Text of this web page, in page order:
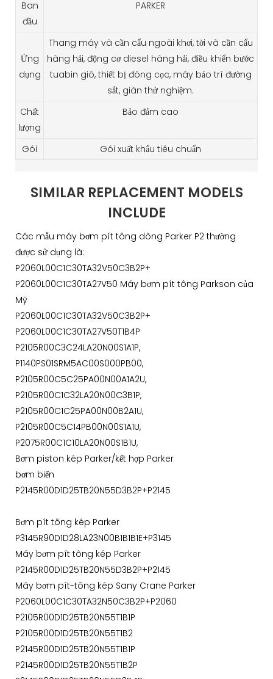
Ban
đầu
PARKER
Ứng
dụng
Thang máy và cần cẩu ngoài khơi, tời và cần cẩu
hàng hải, động cơ diesel hàng hải, điều khiển bước
tuabin gió, thiết bị đóng cọc, máy bảo trì đường
sắt, giàn thử nghiệm.
Chất
lượng
Bảo đảm cao
Gói Gói xuất khẩu tiêu chuẩn
SIMILAR REPLACEMENT MODELS
INCLUDE
Các mẫu máy bơm pít tông dòng Parker P2 thường
được sử dụng là:
P2060L00C1C30TA32V50C3B2P+
P2060L00C1C30TA27V50 Máy bơm pít tông Parkson của
Mỹ
P2060L00C1C30TA32V50C3B2P+
P2060L00C1C30TA27V50T1B4P
P2105R00C3C24LA20N00S1A1P,
P1140PS01SRM5AC00S000PB00,
P2105R00C5C25PA00N00A1A2U,
P2105R00C1C32LA20N00C3B1P,
P2105R00C1C25PA00N00B2A1U,
P2105R00C5C14PB00N00S1A1U,
P2075R00C1C10LA20N00S1B1U,
Bơm piston kép Parker/kết hợp Parker
bơm biến
P2145R00D1D25TB20N55D3B2P+P2145
Bơm pít tông kép Parker
P3145R90D1D28LA23N00B1B1B1E+P3145
Máy bơm pít tông kép Parker
P2145R00D1D25TB20N55D3B2P+P2145
Máy bơm pít-tông kép Sany Crane Parker
P2060L00C1C30TA32N50C3B2P+P2060
P2105R00D1D25TB20N55T1B1P
P2105R00D1D25TB20N55T1B2
P2145R00D1D25TB20N55T1B1P
P2145R00D1D25TB20N55T1B2P